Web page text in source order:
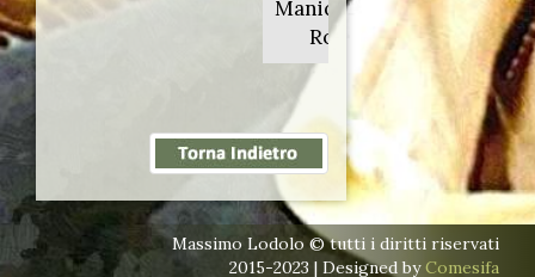
Maniquis/Robert
Rodriguez
Massimo Lodolo © tutti i diritti riservati
2015-2023 | Designed byComesifa